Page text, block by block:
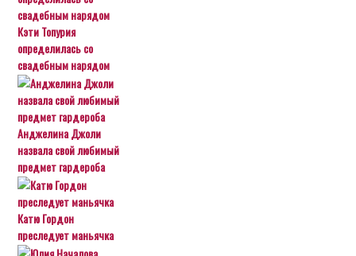
Кэти Топурия
определилась со
свадебным нарядом
Анджелина Джоли
назвала свой любимый
предмет гардероба
Катю Гордон
преследует маньячка